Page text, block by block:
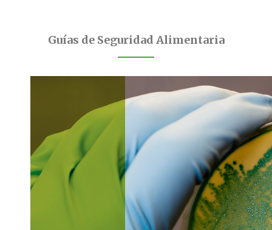
Guías de Seguridad Alimentaria